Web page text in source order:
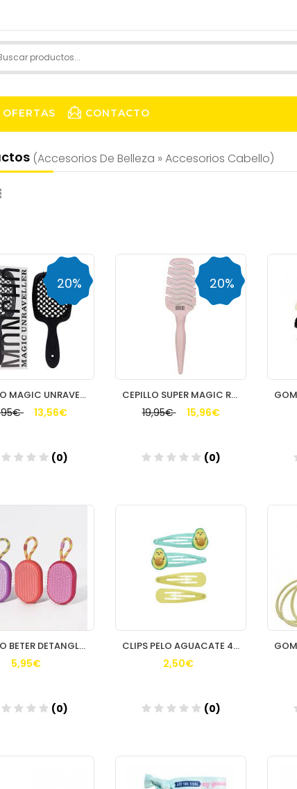
OFERTAS CONTACTO
(accesorios De Belleza » Accesorios Cabello)
CEPILLO MAGIC UNRAVELLER NEGRO MONCHO MORENO
13,56€
20%
(0)
CEPILLO SUPER MAGIC ROSA MONCHO MORENO
19,95€ 15,96€
20%
(0)
CEPILLO BETER DETANGLING ON THE GO
5,95€
(0)
CLIPS PELO AGUACATE 4 UND MR WONDERFUL REF 31001 BETER
2,50€
(0)